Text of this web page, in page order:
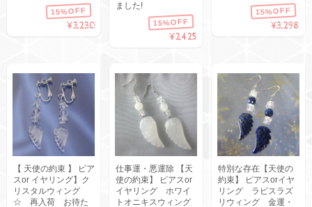
15%OFF
¥3,230
ました!
15%OFF
¥2,425
15%OFF
¥3,298
【 天使の約束 】 ピア
スor イヤリング】ク
リスタルウィング
☆ 再入荷 お待た
仕事運・悪運除 【天
使の約束】 ピアスor
イヤリング ホワイ
トオニキスウィング
特別な存在【天使の
約束】 ピアスorイヤ
リング ラピスラズ
リウィング 金運・